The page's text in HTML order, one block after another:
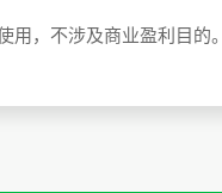
，不涉及商业盈利目